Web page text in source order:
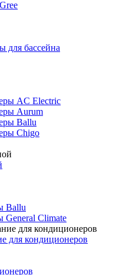
для бассейна
AC Electric
Aurum
Ballu
Chigo
Ballu
Climate
для кондиционеров